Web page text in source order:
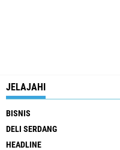
JELAJAHI
BISNIS
DELI SERDANG
HEADLINE